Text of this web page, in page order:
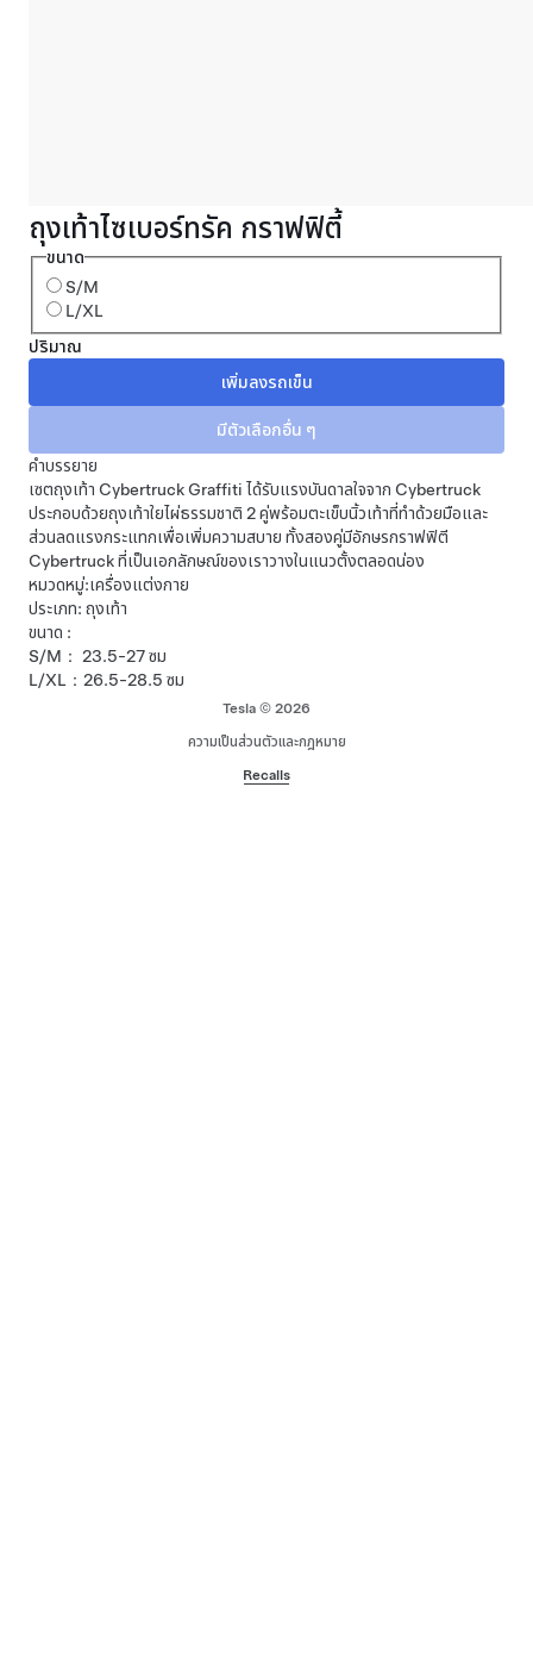
ถุงเท้าไซเบอร์ทรัค กราฟฟิตี้
ขนาด
S/M
L/XL
ปริมาณ
คำบรรยาย
เซตถุงเท้า Cybertruck Graffiti ได้รับแรงบันดาลใจจาก Cybertruck
ประกอบด้วยถุงเท้าใยไผ่ธรรมชาติ 2 คู่พร้อมตะเข็บนิ้วเท้าที่ทำด้วยมือและ
ส่วนลดแรงกระแทกเพื่อเพิ่มความสบาย ทั้งสองคู่มีอักษรกราฟฟิตี
Cybertruck ที่เป็นเอกลักษณ์ของเราวางในแนวตั้งตลอดน่อง
หมวดหมู่:เครื่องแต่งกาย
ประเภท: ถุงเท้า
ขนาด :
S/M： 23.5-27 ซม
L/XL：26.5-28.5 ซม
Tesla © 2026
ความเป็นส่วนตัวและกฎหมาย
Recalls